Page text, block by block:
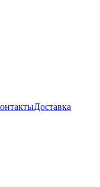
Доставка